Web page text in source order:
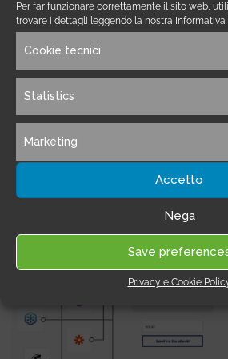
Per far funzionare correttamente il sito web,
trovare i dettagli leggendo la nostra Informativa
Cookie tecnici
Statistics
Marketing
Accetto
Nega
Save
Privacy e Cookie